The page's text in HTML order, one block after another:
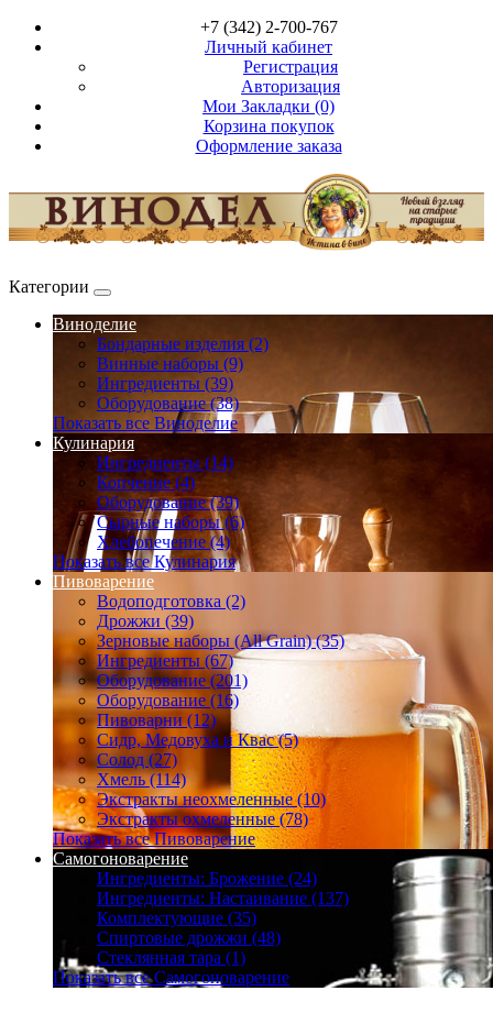
+7 (342) 2-700-767
Личный кабинет
Регистрация
Авторизация
Мои Закладки (0)
Корзина покупок
Оформление заказа
Категории
Виноделие
Бондарные изделия (2)
Винные наборы (9)
Ингредиенты (39)
Оборудование (38)
Показать все Виноделие
Кулинария
Ингредиенты (14)
Копчение (4)
Оборудование (39)
Сырные наборы (6)
Хлебопечение (4)
Показать все Кулинария
Пивоварение
Водоподготовка (2)
Дрожжи (39)
Зерновые наборы (All Grain) (35)
Ингредиенты (67)
Оборудование (201)
Оборудование (16)
Пивоварни (12)
Сидр, Медовуха и Квас (5)
Солод (27)
Хмель (114)
Экстракты неохмеленные (10)
Экстракты охмеленные (78)
Показать все Пивоварение
Самогоноварение
Ингредиенты: Брожение (24)
Ингредиенты: Настаивание (137)
Комплектующие (35)
Спиртовые дрожжи (48)
Стеклянная тара (1)
Показать все Самогоноварение